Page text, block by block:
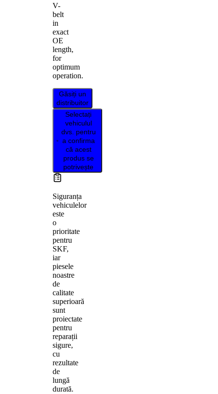
V-
belt
in
exact
OE
length,
for
optimum
operation.
Găsiți un
distribuitor
Selectați
vehiculul
dvs. pentru
a confirma
că acest
produs se
potrivește
Siguranța
vehiculelor
este
o
prioritate
pentru
SKF,
iar
piesele
noastre
de
calitate
superioară
sunt
proiectate
pentru
reparații
sigure,
cu
rezultate
de
lungă
durată.